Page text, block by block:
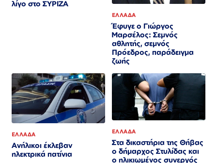
λίγο στο ΣΥΡΙΖΑ
ΕΛΛΑΔΑ
Έφυγε ο Γιώργος
Μαρσέλος: Σεμνός
αθλητής, σεμνός
Πρόεδρος, παράδειγμα
ζωής
ΕΛΛΑΔΑ
Ανήλικοι έκλεβαν
ηλεκτρικά πατίνια
ΕΛΛΑΔΑ
Στα δικαστήρια της Θήβας
ο δήμαρχος Στυλίδας και
ο ηλικιωμένος συνεργός